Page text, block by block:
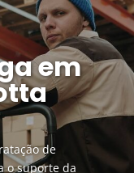
em
de
o suporte da